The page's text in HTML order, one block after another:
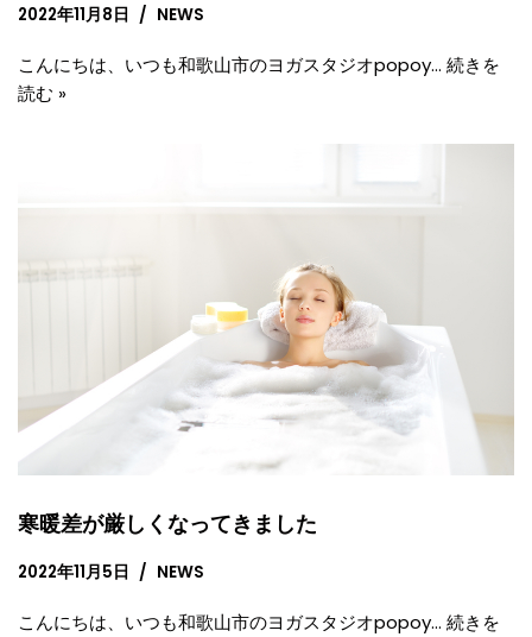
2022年11月8日 NEWS
こんにちは、いつも和歌山市のヨガスタジオpopoy… 続きを
読む »
寒暖差が厳しくなってきました
2022年11月5日 NEWS
こんにちは、いつも和歌山市のヨガスタジオpopoy… 続きを